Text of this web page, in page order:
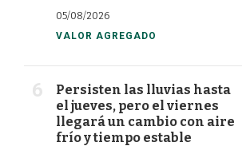
05/08/2026
VALOR AGREGADO
Persisten las lluvias hasta
el jueves, pero el viernes
llegará un cambio con aire
frío y tiempo estable